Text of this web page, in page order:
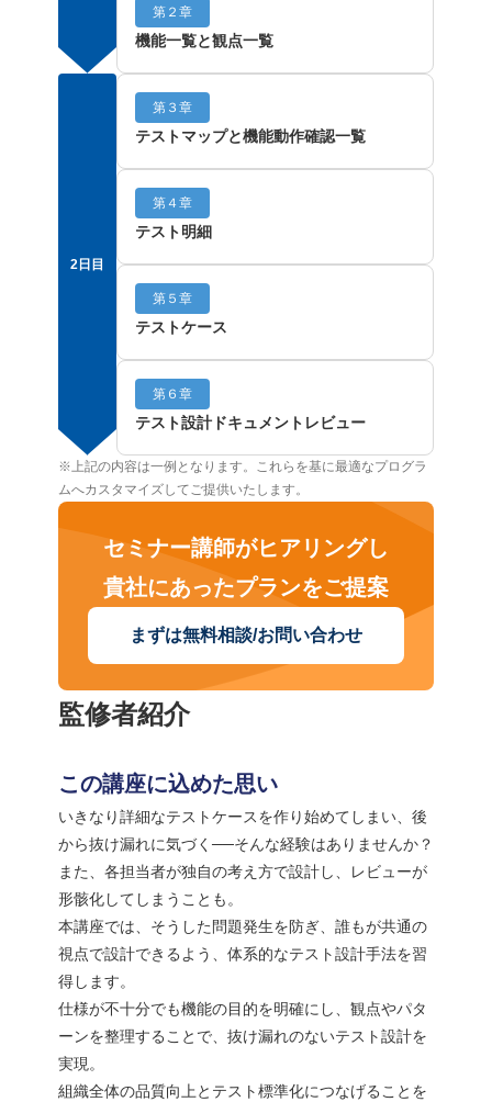
第２章
機能一覧と観点一覧
2日目
第３章
テストマップと機能動作確認一覧
第４章
テスト明細
第５章
テストケース
第６章
テスト設計ドキュメントレビュー
※上記の内容は一例となります。これらを基に最適なプログラ
ムへカスタマイズしてご提供いたします。
セミナー講師がヒアリングし
貴社にあったプランをご提案
まずは無料相談/お問い合わせ
監修者紹介
この講座に込めた思い
いきなり詳細なテストケースを作り始めてしまい、後
から抜け漏れに気づく──そんな経験はありませんか？
また、各担当者が独自の考え方で設計し、レビューが
形骸化してしまうことも。
本講座では、そうした問題発生を防ぎ、誰もが共通の
視点で設計できるよう、体系的なテスト設計手法を習
得します。
仕様が不十分でも機能の目的を明確にし、観点やパタ
ーンを整理することで、抜け漏れのないテスト設計を
実現。
組織全体の品質向上とテスト標準化につなげることを